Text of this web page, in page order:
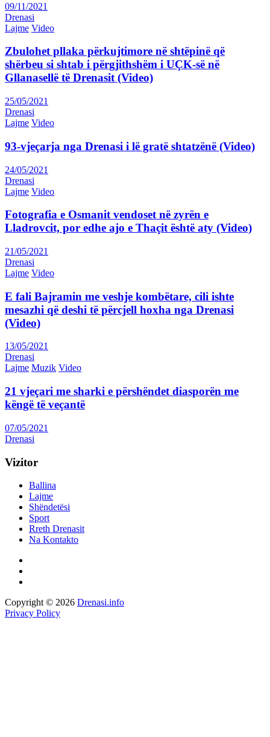
09/11/2021
Drenasi
Lajme Video
Zbulohet pllaka përkujtimore në shtëpinë që
shërbeu si shtab i përgjithshëm i UÇK-së në
Gllanasellë të Drenasit (Video)
25/05/2021
Drenasi
Lajme Video
93-vjeçarja nga Drenasi i lë gratë shtatzënë (Video)
24/05/2021
Drenasi
Lajme Video
Fotografia e Osmanit vendoset në zyrën e
Lladrovcit, por edhe ajo e Thaçit është aty (Video)
21/05/2021
Drenasi
Lajme Video
E fali Bajramin me veshje kombëtare, cili ishte
mesazhi që deshi të përcjell hoxha nga Drenasi
(Video)
13/05/2021
Drenasi
Lajme Muzik Video
21 vjeçari me sharki e përshëndet diasporën me
këngë të veçantë
07/05/2021
Drenasi
Vizitor
Ballina
Lajme
Shëndetësi
Sport
Rreth Drenasit
Na Kontakto
Copyright © 2026 Drenasi.info
Privacy Policy